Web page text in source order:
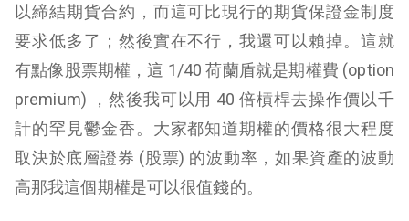
以締結期貨合約，而這可比現行的期貨保證金制度
要求低多了；然後實在不行，我還可以賴掉。這就
有點像股票期權，這 1/40 荷蘭盾就是期權費 (option
premium) ，然後我可以用 40 倍槓桿去操作價以千
計的罕見鬱金香。大家都知道期權的價格很大程度
取決於底層證券 (股票) 的波動率，如果資產的波動
高那我這個期權是可以很值錢的。